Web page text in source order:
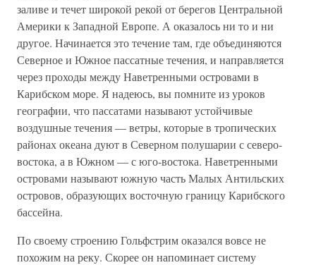
заливе и течет широкой рекой от берегов Центральной
Америки к Западной Европе. А оказалось ни то и ни
другое. Начинается это течение там, где объединяются
Северное и Южное пассатные течения, и направляется
через проходы между Наветренными островами в
Карибском море. Я надеюсь, вы помните из уроков
географии, что пассатами называют устойчивые
воздушные течения — ветры, которые в тропических
районах океана дуют в Северном полушарии с северо-
востока, а в Южном — с юго-востока. Наветренными
островами называют южную часть Малых Антильских
островов, образующих восточную границу Карибского
бассейна.
По своему строению Гольфстрим оказался вовсе не
похожим на реку. Скорее он напоминает систему